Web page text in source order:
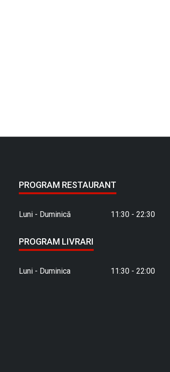
PROGRAM RESTAURANT
Luni - Duminică 11:30 - 22:30
PROGRAM LIVRARI
Luni - Duminica 11:30 - 22:00